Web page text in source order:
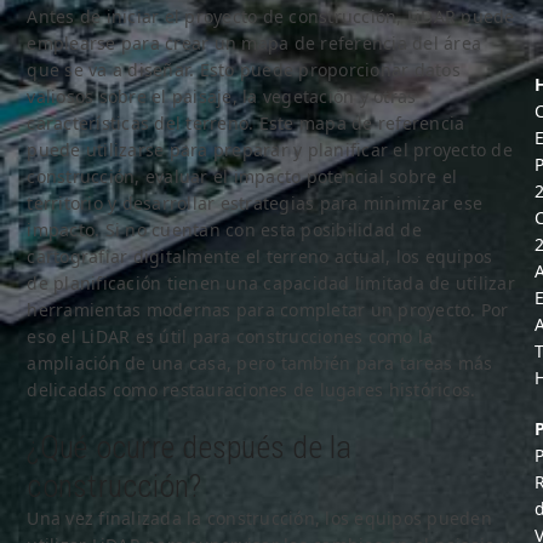
Antes de iniciar el proyecto de construcción, LiDAR puede
emplearse para crear un mapa de referencia del área
que se va a diseñar. Esto puede proporcionar datos
valiosos sobre el paisaje, la vegetación y otras
características del terreno. Este mapa de referencia
puede utilizarse para preparar y planificar el proyecto de
construcción, evaluar el impacto potencial sobre el
territorio y desarrollar estrategias para minimizar ese
impacto. Si no cuentan con esta posibilidad de
cartografiar digitalmente el terreno actual, los equipos
de planificación tienen una capacidad limitada de utilizar
herramientas modernas para completar un proyecto. Por
eso el LiDAR es útil para construcciones como la
ampliación de una casa, pero también para tareas más
delicadas como restauraciones de lugares históricos.
¿Qué ocurre después de la
construcción?
Una vez finalizada la construcción, los equipos pueden